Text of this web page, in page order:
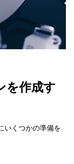
を作成す
いくつかの準備を